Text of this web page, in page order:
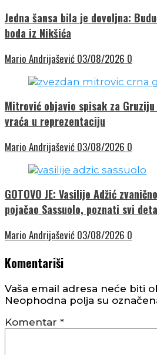
Jedna šansa bila je dovoljna:
boda iz Nikšića
Mario Andrijašević 03/08/2026 0
Mitrović objavio spisak za
vraća u reprezentaciju
Mario Andrijašević 03/08/2026 0
GOTOVO JE: Vasilije Adžić
pojačao Sassuolo, poznati svi
Mario Andrijašević 03/08/2026 0
Komentariši
Vaša email adresa neće biti
Neophodna polja su
Komentar *